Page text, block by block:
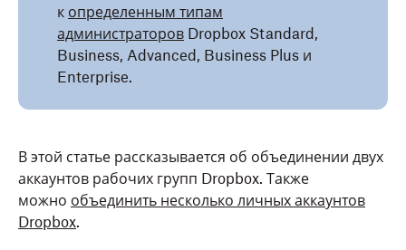
к определенным типам
администраторов Dropbox Standard,
Business, Advanced, Business Plus и
Enterprise.
В этой статье рассказывается об объединении двух
аккаунтов рабочих групп Dropbox. Также
можно объединить несколько личных аккаунтов
Dropbox.